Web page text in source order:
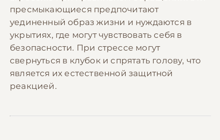
пресмыкающиеся предпочитают
уединенный образ жизни и нуждаются в
укрытиях, где могут чувствовать себя в
безопасности. При стрессе могут
свернуться в клубок и спрятать голову, что
является их естественной защитной
реакцией.